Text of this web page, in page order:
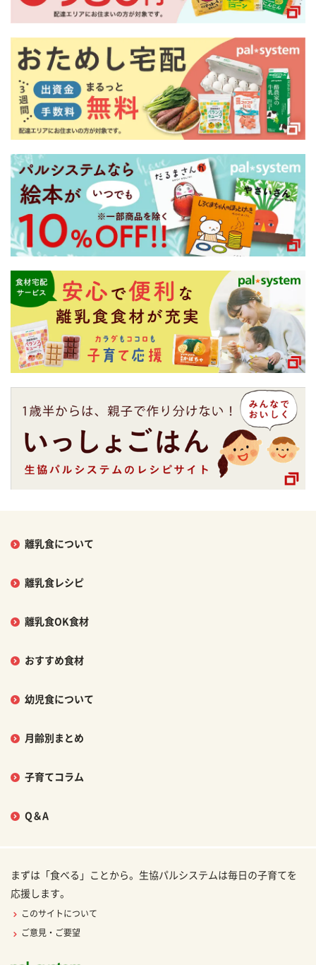
離乳食について
離乳食レシピ
離乳食OK食材
おすすめ食材
幼児食について
月齢別まとめ
子育てコラム
Q＆A
まずは「食べる」ことから。生協パルシステムは毎日の子育てを
応援します。
このサイトについて
ご意見・ご要望